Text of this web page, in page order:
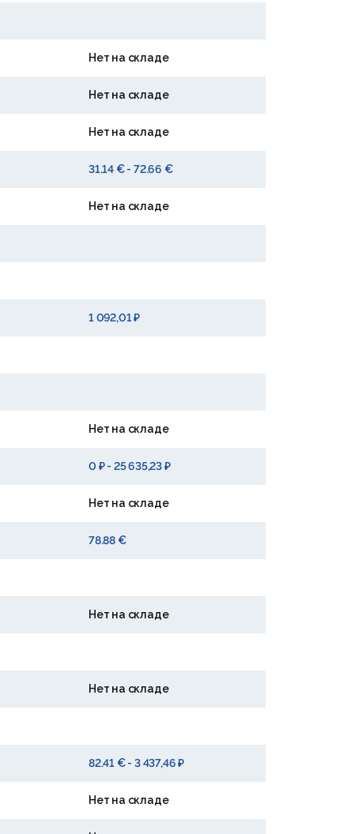
Нет на складе
Нет на складе
Нет на складе
31.14 € - 72.66 €
Нет на складе
1 092,01 ₽
Нет на складе
0 ₽ - 25 635,23 ₽
Нет на складе
78.88 €
Нет на складе
Нет на складе
82.41 € - 3 437,46 ₽
Нет на складе